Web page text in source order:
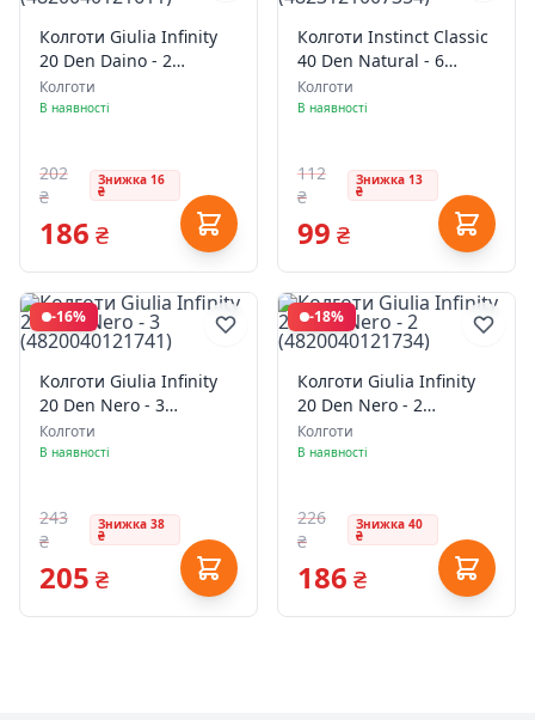
Колготи Giulia Infinity
20 Den Daino - 2
(4820040121611)
Колготи
В наявності
202
₴
Знижка 16
₴
186 ₴
Колготи Instinct Classic
40 Den Natural - 6
(4823121007354)
Колготи
В наявності
112
₴
Знижка 13
₴
99 ₴
-16%
Колготи Giulia Infinity
20 Den Nero - 3
(4820040121741)
Колготи
В наявності
243
₴
Знижка 38
₴
205 ₴
-18%
Колготи Giulia Infinity
20 Den Nero - 2
(4820040121734)
Колготи
В наявності
226
₴
Знижка 40
₴
186 ₴